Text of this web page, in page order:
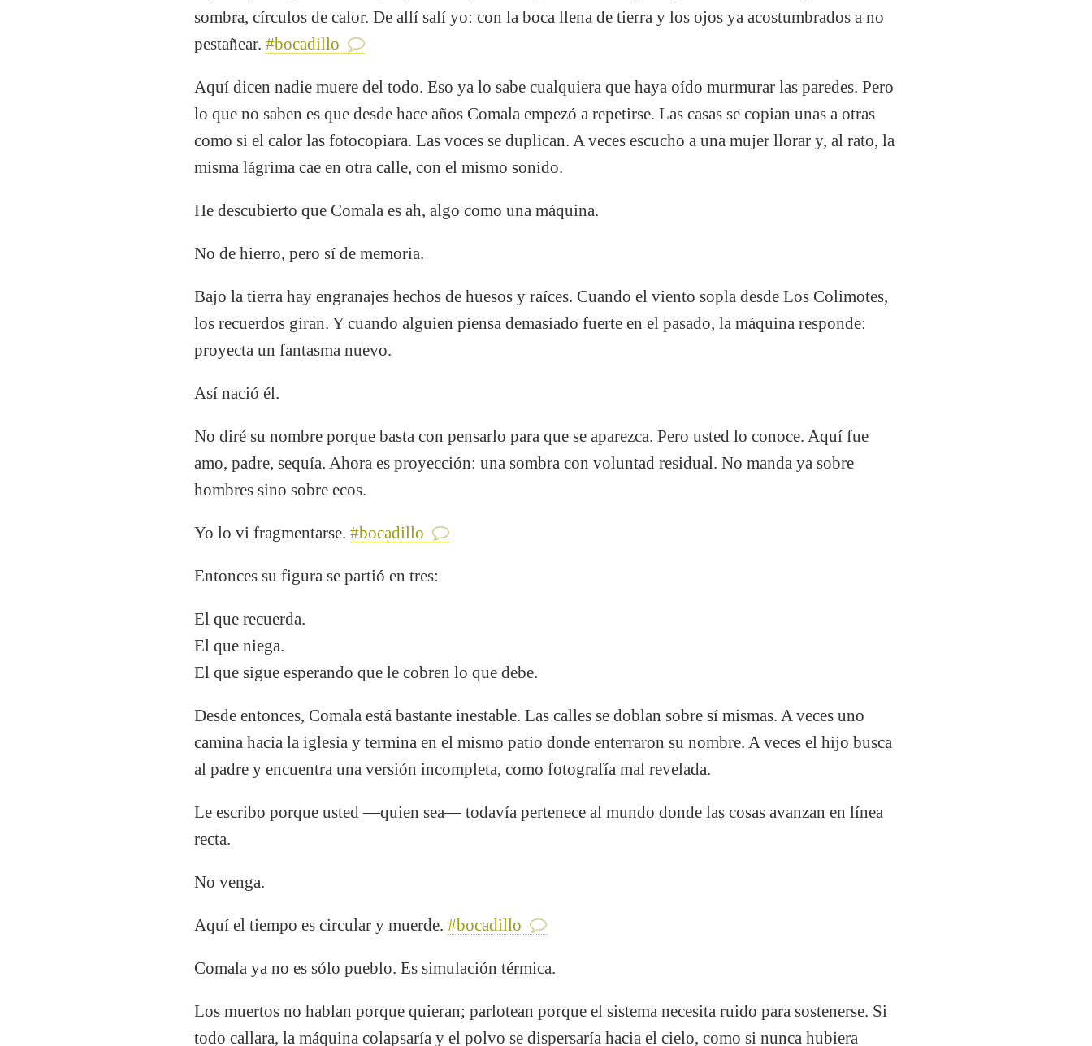
sombra, círculos de calor. De allí salí yo: con la boca llena de tierra y los ojos ya acostumbrados a no
pestañear.#bocadillo
Aquí dicen nadie muere del todo. Eso ya lo sabe cualquiera que haya oído murmurar las paredes. Pero
lo que no saben es que desde hace años Comala empezó a repetirse. Las casas se copian unas a otras
como si el calor las fotocopiara. Las voces se duplican. A veces escucho a una mujer llorar y, al rato, la
misma lágrima cae en otra calle, con el mismo sonido.
He descubierto que Comala es ah, algo como una máquina.
No de hierro, pero sí de memoria.
Bajo la tierra hay engranajes hechos de huesos y raíces. Cuando el viento sopla desde Los Colimotes,
los recuerdos giran. Y cuando alguien piensa demasiado fuerte en el pasado, la máquina responde:
proyecta un fantasma nuevo.
Así nació él.
No diré su nombre porque basta con pensarlo para que se aparezca. Pero usted lo conoce. Aquí fue
amo, padre, sequía. Ahora es proyección: una sombra con voluntad residual. No manda ya sobre
hombres sino sobre ecos.
Yo lo vi fragmentarse.#bocadillo
Entonces su figura se partió en tres:
El que recuerda.
El que niega.
El que sigue esperando que le cobren lo que debe.
Desde entonces, Comala está bastante inestable. Las calles se doblan sobre sí mismas. A veces uno
camina hacia la iglesia y termina en el mismo patio donde enterraron su nombre. A veces el hijo busca
al padre y encuentra una versión incompleta, como fotografía mal revelada.
Le escribo porque usted —quien sea— todavía pertenece al mundo donde las cosas avanzan en línea
recta.
No venga.
Aquí el tiempo es circular y muerde.#bocadillo
Comala ya no es sólo pueblo. Es simulación térmica.
Los muertos no hablan porque quieran; parlotean porque el sistema necesita ruido para sostenerse. Si
todo callara, la máquina colapsaría y el polvo se dispersaría hacia el cielo, como si nunca hubiera